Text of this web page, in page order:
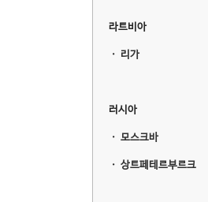
라트비아
ㆍ 리가
러시아
ㆍ 모스크바
ㆍ 상트페테르부르크